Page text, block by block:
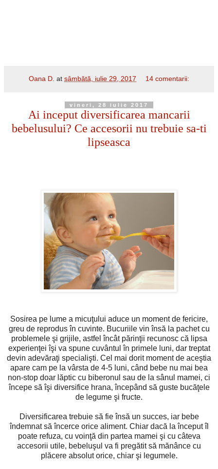
Oana D. atsâmbătă, iulie 29, 2017 14 comentarii:
vineri, 28 iulie 2017
Ai inceput diversificarea mancarii
bebelusului? Ce accesorii nu trebuie sa-ti
lipseasca
Sosirea pe lume a micuţului aduce un moment de fericire,
greu de reprodus în cuvinte. Bucuriile vin însă la pachet cu
problemele şi grijile, astfel încât părinţii recunosc că lipsa
experienţei îşi va spune cuvântul în primele luni, dar treptat
devin adevăraţi specialişti. Cel mai dorit moment de aceştia
apare cam pe la vârsta de 4-5 luni, când bebe nu mai bea
non-stop doar lăptic cu biberonul sau de la sânul mamei, ci
începe să îşi diversifice hrana, începând să guste bucăţele
de legume şi fructe.
Diversificarea trebuie să fie însă un succes, iar bebe
îndemnat să încerce orice aliment. Chiar dacă la început îl
poate refuza, cu voinţă din partea mamei şi cu câteva
accesorii utile, bebeluşul va fi pregătit să mănânce cu
plăcere absolut orice, chiar şi legumele.